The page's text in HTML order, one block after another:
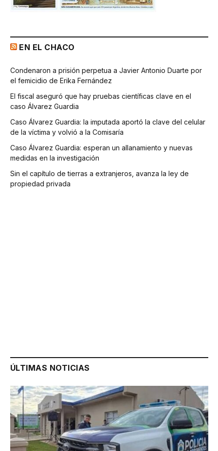
EN EL CHACO
Condenaron a prisión perpetua a Javier Antonio Duarte por
el femicidio de Erika Fernández
El fiscal aseguró que hay pruebas científicas clave en el
caso Álvarez Guardia
Caso Álvarez Guardia: la imputada aportó la clave del celular
de la víctima y volvió a la Comisaría
Caso Álvarez Guardia: esperan un allanamiento y nuevas
medidas en la investigación
Sin el capítulo de tierras a extranjeros, avanza la ley de
propiedad privada
ÚLTIMAS NOTICIAS